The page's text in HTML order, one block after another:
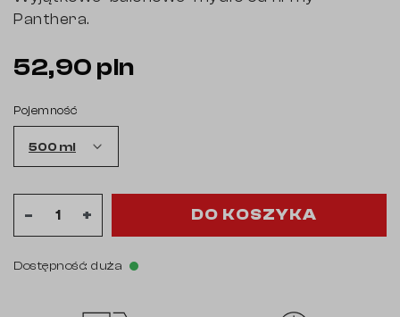
Panthera.
52,90 pln
Pojemność
Dostępność: duża
- + DO KOSZYKA